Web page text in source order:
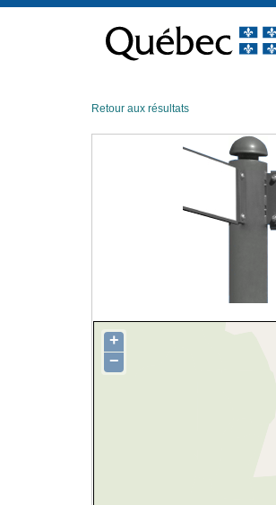
contenu
Retour aux résultats
+
−